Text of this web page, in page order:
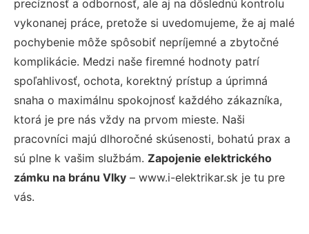
precíznosť a odbornosť, ale aj na dôslednú kontrolu
vykonanej práce, pretože si uvedomujeme, že aj malé
pochybenie môže spôsobiť nepríjemné a zbytočné
komplikácie. Medzi naše firemné hodnoty patrí
spoľahlivosť, ochota, korektný prístup a úprimná
snaha o maximálnu spokojnosť každého zákazníka,
ktorá je pre nás vždy na prvom mieste. Naši
pracovníci majú dlhoročné skúsenosti, bohatú prax a
sú plne k vašim službám. Zapojenie elektrického
zámku na bránu Vlky – www.i-elektrikar.sk je tu pre
vás.